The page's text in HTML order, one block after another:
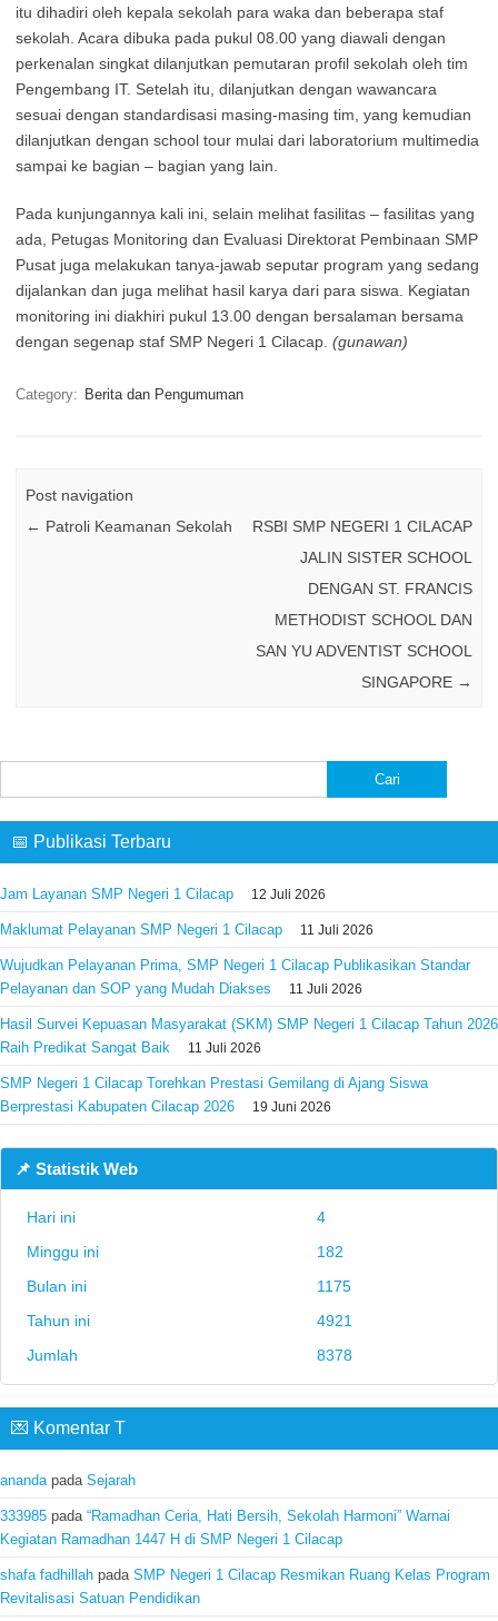
itu dihadiri oleh kepala sekolah para waka dan beberapa staf
sekolah. Acara dibuka pada pukul 08.00 yang diawali dengan
perkenalan singkat dilanjutkan pemutaran profil sekolah oleh tim
Pengembang IT. Setelah itu, dilanjutkan dengan wawancara
sesuai dengan standardisasi masing-masing tim, yang kemudian
dilanjutkan dengan school tour mulai dari laboratorium multimedia
sampai ke bagian – bagian yang lain.
Pada kunjungannya kali ini, selain melihat fasilitas – fasilitas yang
ada, Petugas Monitoring dan Evaluasi Direktorat Pembinaan SMP
Pusat juga melakukan tanya-jawab seputar program yang sedang
dijalankan dan juga melihat hasil karya dari para siswa. Kegiatan
monitoring ini diakhiri pukul 13.00 dengan bersalaman bersama
dengan segenap staf SMP Negeri 1 Cilacap. (gunawan)
Category: Berita dan Pengumuman
Post navigation
← Patroli Keamanan Sekolah
RSBI SMP NEGERI 1 CILACAP
JALIN SISTER SCHOOL
DENGAN ST. FRANCIS
METHODIST SCHOOL DAN
SAN YU ADVENTIST SCHOOL
SINGAPORE →
untuk:
📅 Publikasi Terbaru
Jam Layanan SMP Negeri 1 Cilacap 12 Juli 2026
Maklumat Pelayanan SMP Negeri 1 Cilacap 11 Juli 2026
Wujudkan Pelayanan Prima, SMP Negeri 1 Cilacap Publikasikan Standar
Pelayanan dan SOP yang Mudah Diakses
11 Juli 2026
Hasil Survei Kepuasan Masyarakat (SKM) SMP Negeri 1 Cilacap Tahun 2026
Raih Predikat Sangat Baik
11 Juli 2026
SMP Negeri 1 Cilacap Torehkan Prestasi Gemilang di Ajang Siswa
Berprestasi Kabupaten Cilacap 2026
19 Juni 2026
📌 Statistik Web
Hari ini
4
Minggu ini
182
Bulan ini
1175
Tahun ini
4921
Jumlah
8378
💌 Komentar T
ananda pada Sejarah
333985 pada “Ramadhan Ceria, Hati Bersih, Sekolah Harmoni” Warnai
Kegiatan Ramadhan 1447 H di SMP Negeri 1 Cilacap
shafa fadhillah pada SMP Negeri 1 Cilacap Resmikan Ruang Kelas Program
Revitalisasi Satuan Pendidikan